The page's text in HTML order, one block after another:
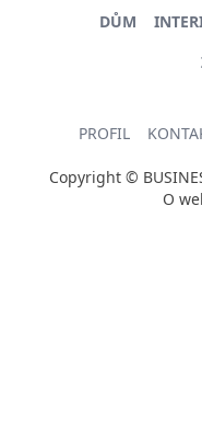
DŮM
PROFIL
Copyright ©